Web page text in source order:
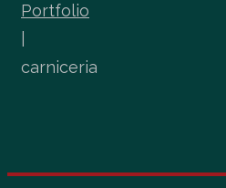
Portfolio
carniceria